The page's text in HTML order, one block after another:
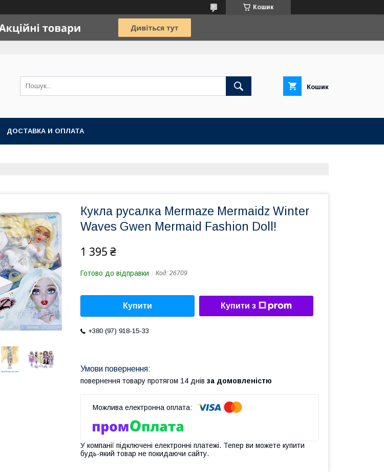
Кошик
Кошик
ДОСТАВКА И ОПЛАТА
Кукла русалка Mermaze Mermaidz Winter
Waves Gwen Mermaid Fashion Doll!
1 395 ₴
Готово до відправки Код: 26709
Купити Купити з
+380 (97) 918-15-33
повернення товару протягом 14 днів за домовленістю
У компанії підключені електронні платежі. Тепер ви можете купити
будь-який товар не покидаючи сайту.